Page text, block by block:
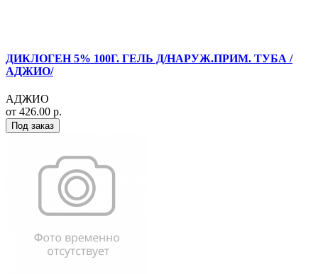
ДИКЛОГЕН 5% 100Г. ГЕЛЬ Д/НАРУЖ.ПРИМ. ТУБА /
АДЖИО/
АДЖИО
от 426.00 р.
Под заказ